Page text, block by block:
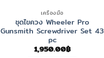
เครื่องมือ
ชุดไขควง Wheeler Pro
Gunsmith Screwdriver Set 43
pc
1,950.00฿